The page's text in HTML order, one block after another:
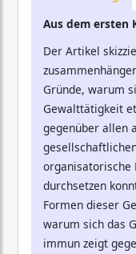
Aus dem ersten
Der Artikel
Gründe, warum
Gewalttätigkeit
gegenüber allen
organisatorische
durchsetzen
Formen dieser
warum sich das
immun zeigt